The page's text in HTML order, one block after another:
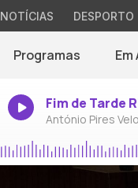
NOTÍCIAS DESPORTO
Programas
Fim de Tarde
António Pires